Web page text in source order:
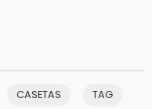
CASETAS TAG